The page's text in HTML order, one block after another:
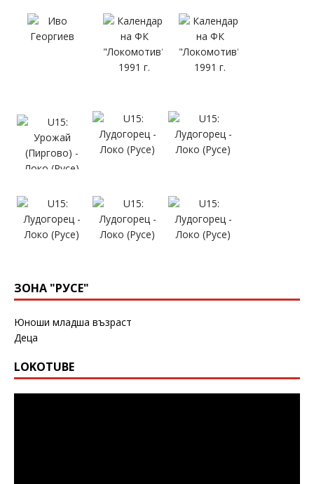
ЗОНА "РУСЕ"
Юноши младша възраст
Деца
LOKOTUBE